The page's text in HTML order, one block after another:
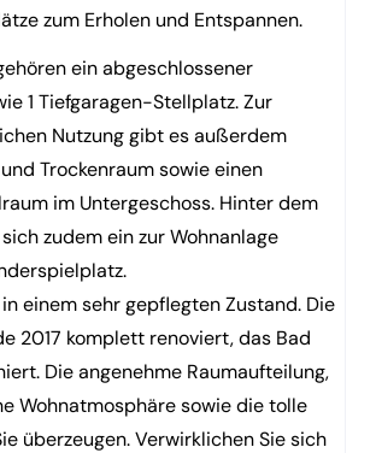
zum Erholen und Entspannen.
ein abgeschlossener
1 Tiefgaragen-Stellplatz. Zur
Nutzung gibt es außerdem
Trockenraum sowie einen
im Untergeschoss. Hinter dem
zudem ein zur Wohnanlage
einem sehr gepflegten Zustand. Die
2017 komplett renoviert, das Bad
Die angenehme Raumaufteilung,
Wohnatmosphäre sowie die tolle
überzeugen. Verwirklichen Sie sich